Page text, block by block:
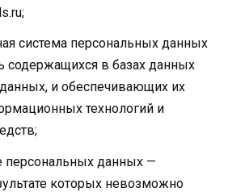
система персональных данных
содержащихся в базах данных
и обеспечивающих их
технологий и
персональных данных —
которых невозможно